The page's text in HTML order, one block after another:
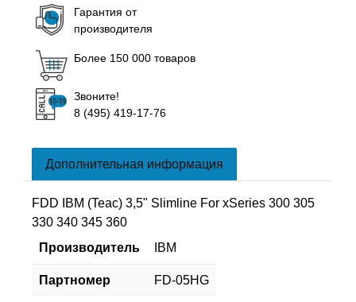
Гарантия от
производителя
Более 150 000 товаров
Звоните!
8 (495) 419-17-76
Дополнительная информация
FDD IBM (Teac) 3,5" Slimline For xSeries 300 305
330 340 345 360
Производитель
IBM
Партномер FD-05HG